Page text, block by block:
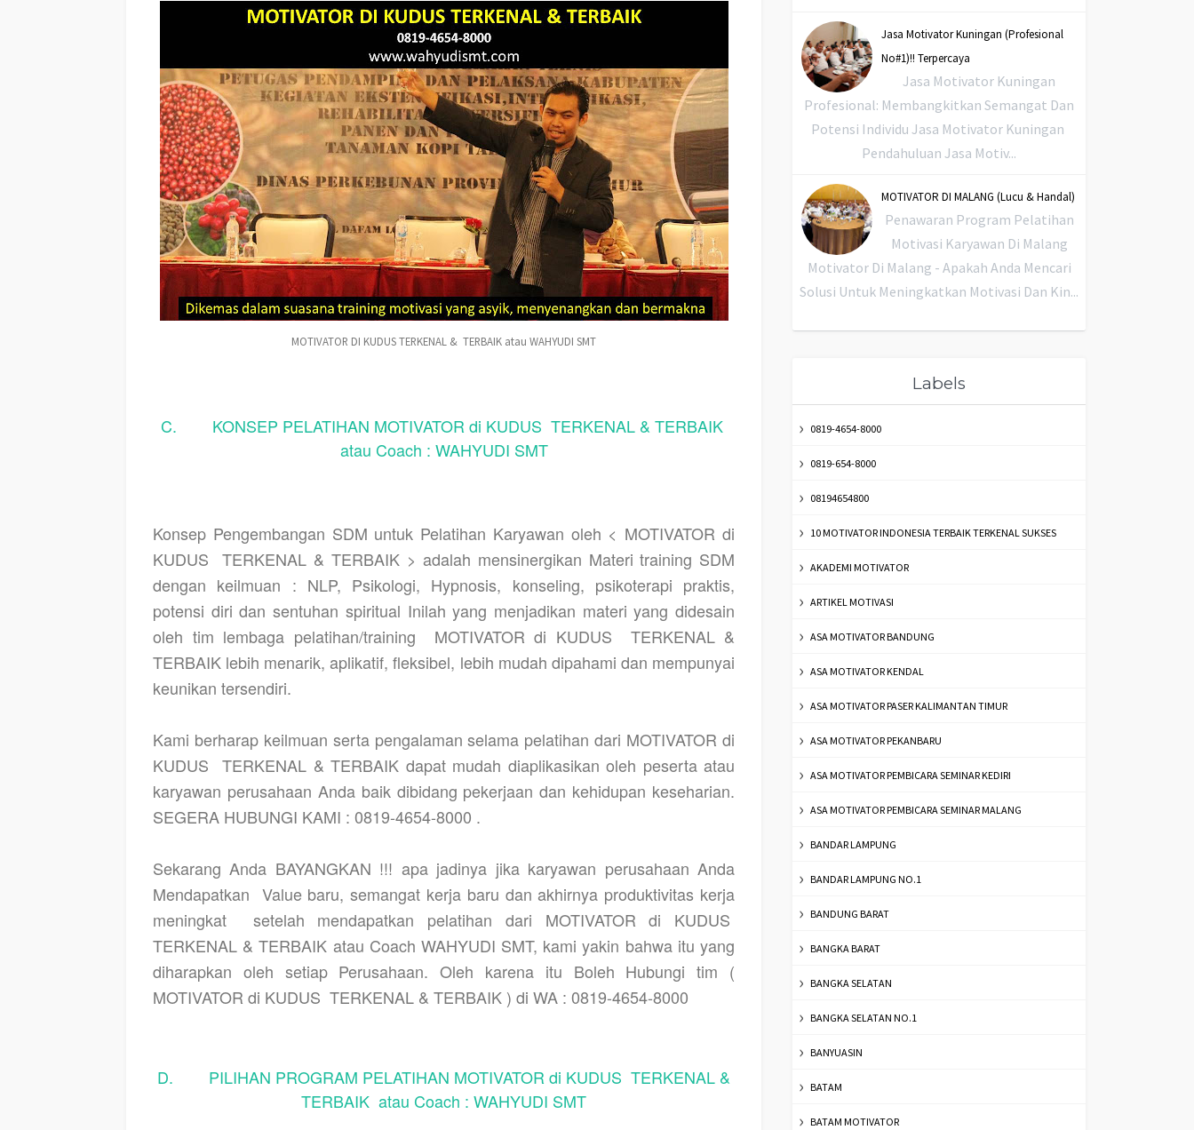
MOTIVATOR DI KUDUS TERKENAL & TERBAIK atau WAHYUDI SMT
C. KONSEP PELATIHAN MOTIVATOR di KUDUS TERKENAL & TERBAIK
atau Coach : WAHYUDI SMT
Konsep Pengembangan SDM untuk Pelatihan Karyawan oleh < MOTIVATOR di
KUDUS
TERKENAL & TERBAIK > adalah mensinergikan Materi training SDM
dengan keilmuan : NLP, Psikologi, Hypnosis, konseling, psikoterapi praktis,
potensi diri dan sentuhan spiritual Inilah yang menjadikan materi yang didesain
oleh tim lembaga pelatihan/training
MOTIVATOR di KUDUS
TERKENAL &
TERBAIK lebih menarik, aplikatif, fleksibel, lebih mudah dipahami dan mempunyai
keunikan tersendiri.
Kami berharap keilmuan serta pengalaman selama pelatihan dari MOTIVATOR di
KUDUS
TERKENAL & TERBAIK dapat mudah diaplikasikan oleh peserta atau
karyawan perusahaan Anda baik dibidang pekerjaan dan kehidupan keseharian.
SEGERA HUBUNGI KAMI : 0819-4654-8000 .
Sekarang Anda BAYANGKAN !!! apa jadinya jika karyawan perusahaan Anda
Mendapatkan Value baru, semangat kerja baru dan akhirnya produktivitas kerja
meningkat
setelah mendapatkan pelatihan dari MOTIVATOR di KUDUS
TERKENAL & TERBAIK atau Coach WAHYUDI SMT, kami yakin bahwa itu yang
diharapkan oleh setiap Perusahaan. Oleh karena itu Boleh Hubungi tim (
MOTIVATOR di KUDUS TERKENAL & TERBAIK ) di WA : 0819-4654-8000
D. PILIHAN PROGRAM PELATIHAN MOTIVATOR di KUDUS TERKENAL &
TERBAIK atau Coach : WAHYUDI SMT
Jasa Motivator Kuningan (Profesional
No#1)!! Terpercaya
Jasa Motivator Kuningan
Profesional: Membangkitkan Semangat Dan
Potensi Individu Jasa Motivator Kuningan
Pendahuluan Jasa Motiv...
MOTIVATOR DI MALANG (Lucu & Handal)
Penawaran Program Pelatihan
Motivasi Karyawan Di Malang
Motivator Di Malang - Apakah Anda Mencari
Solusi Untuk Meningkatkan Motivasi Dan Kin...
Labels
0819-4654-8000
0819-654-8000
08194654800
10 MOTIVATOR INDONESIA TERBAIK TERKENAL SUKSES
AKADEMI MOTIVATOR
ARTIKEL MOTIVASI
ASA MOTIVATOR BANDUNG
ASA MOTIVATOR KENDAL
ASA MOTIVATOR PASER KALIMANTAN TIMUR
ASA MOTIVATOR PEKANBARU
ASA MOTIVATOR PEMBICARA SEMINAR KEDIRI
ASA MOTIVATOR PEMBICARA SEMINAR MALANG
BANDAR LAMPUNG
BANDAR LAMPUNG NO.1
BANDUNG BARAT
BANGKA BARAT
BANGKA SELATAN
BANGKA SELATAN NO.1
BANYUASIN
BATAM
BATAM MOTIVATOR